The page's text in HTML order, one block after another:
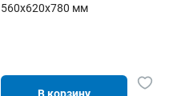
560x620x780 мм
В корзину